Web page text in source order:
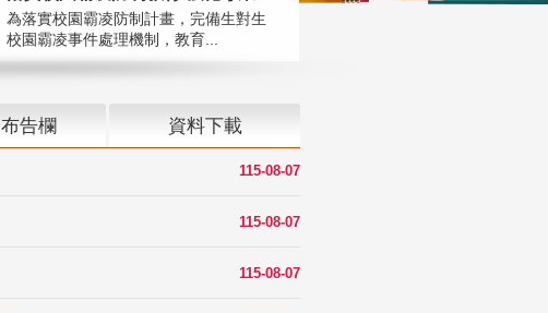
為落實校園霸凌防制計畫，完備生對生
校園霸凌事件處理機制，教育...
告欄 資料下載
115-08-07
115-08-07
115-08-07